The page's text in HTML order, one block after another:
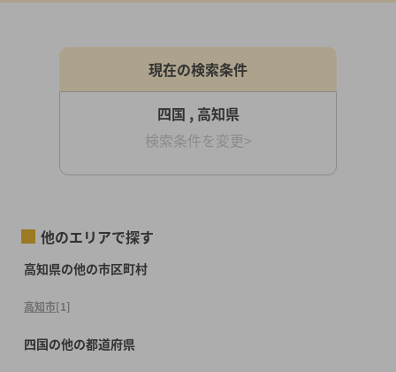
現在の検索条件
四国 , 高知県
検索条件を変更>
他のエリアで探す
高知県の他の市区町村
高知市[1]
四国の他の都道府県